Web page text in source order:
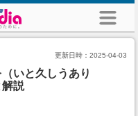
更新日時： 2025-04-03
いと久しうあり
説